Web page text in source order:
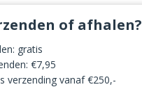
of afhalen?
gratis
€7,95
verzending vanaf €250,-